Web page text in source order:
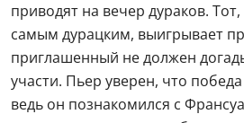
приводят на вечер дураков.
самым дурацким, выигрывает
приглашенный не должен
участи. Пьер уверен, что
ведь он познакомился с